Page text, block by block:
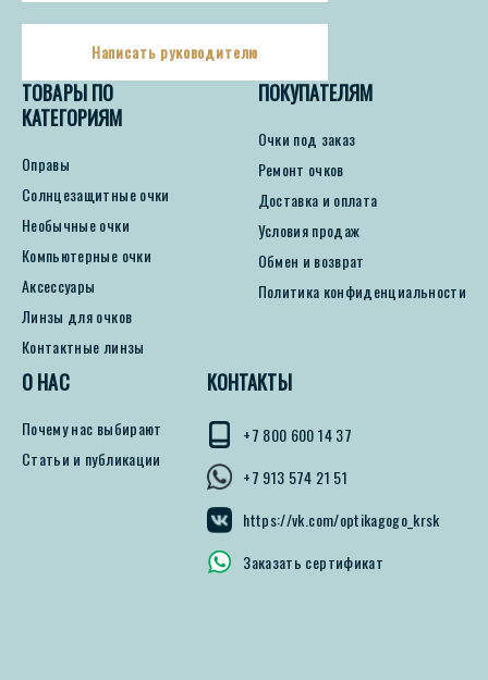
ТОВАРЫ ПО
КАТЕГОРИЯМ
Оправы
Солнцезащитные очки
Необычные очки
Компьютерные очки
Аксессуары
Линзы для очков
Контактные линзы
ПОКУПАТЕЛЯМ
Очки под заказ
Ремонт очков
Доставка и оплата
Условия продаж
Обмен и возврат
Политика конфиденциальности
О НАС
Почему нас выбирают
Статьи и публикации
КОНТАКТЫ
+7 800 600 14 37
+7 913 574 21 51
https://vk.com/optikagogo_krsk
Заказать сертификат
Написать руководителю